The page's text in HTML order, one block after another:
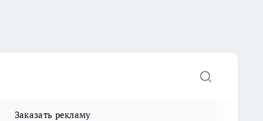
Заказать рекламу